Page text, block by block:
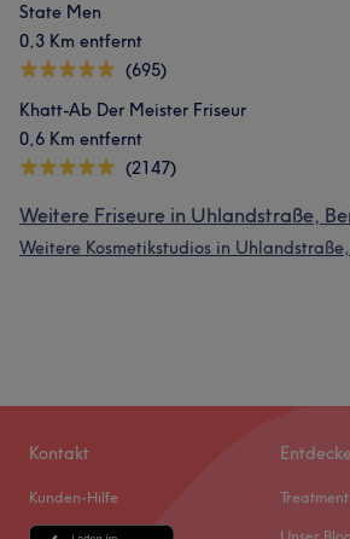
State Men
0,3 Km entfernt
(695)
Khatt-Ab Der Meister Friseur
0,6 Km entfernt
(2147)
Weitere Friseure in Uhlandstraße,
Weitere Kosmetikstudios in
Kontakt
Kunden-Hilfe
Entdecke